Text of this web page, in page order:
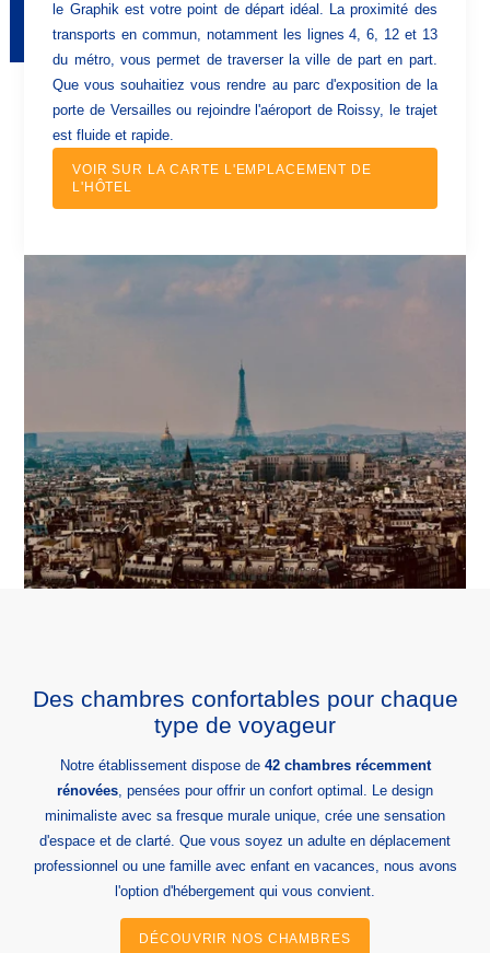
le Graphik est votre point de départ idéal. La proximité des
transports en commun, notamment les lignes 4, 6, 12 et 13
du métro, vous permet de traverser la ville de part en part.
Que vous souhaitiez vous rendre au parc d'exposition de la
porte de Versailles ou rejoindre l'aéroport de Roissy, le trajet
est fluide et rapide.
VOIR SUR LA CARTE L'EMPLACEMENT DE
L'HÔTEL
Des chambres confortables pour chaque
type de voyageur
Notre établissement dispose de 42 chambres récemment
rénovées , pensées pour offrir un confort optimal. Le design
minimaliste avec sa fresque murale unique, crée une sensation
d'espace et de clarté. Que vous soyez un adulte en déplacement
professionnel ou une famille avec enfant en vacances, nous avons
l'option d'hébergement qui vous convient.
DÉCOUVRIR NOS CHAMBRES